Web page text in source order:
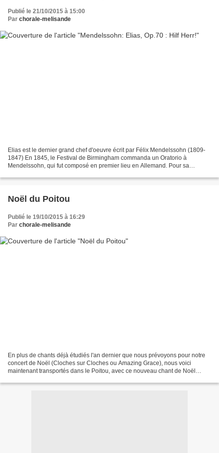
Publié le 21/10/2015 à 15:00
Par chorale-melisande
Elias est le dernier grand chef d'oeuvre écrit par Félix Mendelssohn (1809-
1847) En 1845, le Festival de Birmingham commanda un Oratorio à
Mendelssohn, qui fut composé en premier lieu en Allemand. Pour sa
Noël du Poitou
Publié le 19/10/2015 à 16:29
Par chorale-melisande
En plus de chants déjà étudiés l'an dernier que nous prévoyons pour notre
concert de Noël (Cloches sur Cloches ou Amazing Grace), nous voici
maintenant transportés dans le Poitou, avec ce nouveau chant de Noël